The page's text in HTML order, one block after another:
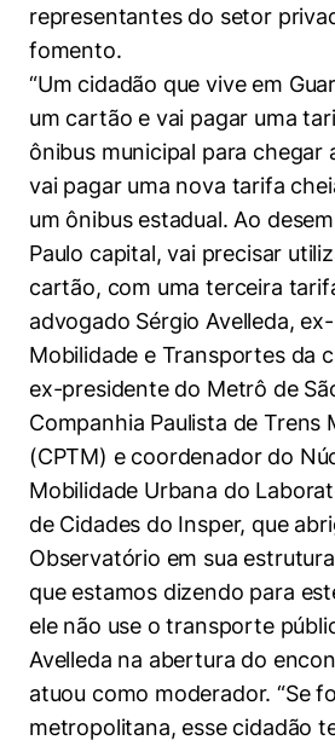
representantes do setor
fomento.
“Um cidadão que vive em
um cartão e vai pagar uma
ônibus municipal para chegar
vai pagar uma nova tarifa
um ônibus estadual. Ao
Paulo capital, vai precisar
cartão, com uma terceira
advogado Sérgio Avelleda,
Mobilidade e Transportes da
ex-presidente do Metrô de
Companhia Paulista de Trens
(CPTM) e coordenador do
Mobilidade Urbana do
de Cidades do Insper, que
Observatório em sua
que estamos dizendo para
ele não use o transporte
Avelleda na abertura do
atuou como moderador. “Se
metropolitana, esse cidadão